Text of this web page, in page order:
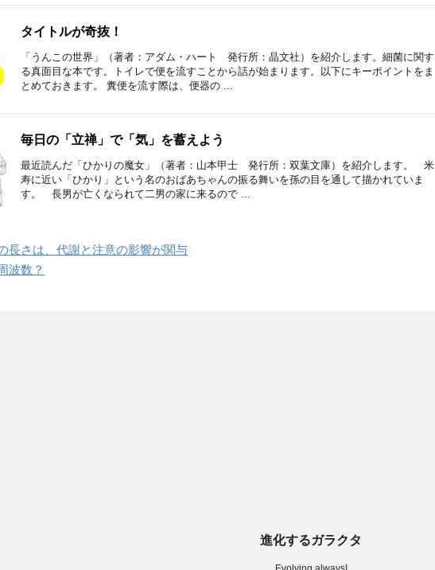
タイトルが奇抜！
「うんこの世界」（著者：アダム・ハート 発行所：晶文社）を紹介します。細菌に関す
る真面目な本です。トイレで便を流すことから話が始まります。以下にキーポイントをま
とめておきます。 糞便を流す際は、便器の ...
毎日の「立禅」で「気」を蓄えよう
最近読んだ「ひかりの魔女」（著者：山本甲士 発行所：双葉文庫）を紹介します。 米
寿に近い「ひかり」という名のおばあちゃんの振る舞いを孫の目を通して描かれていま
す。 長男が亡くなられて二男の家に来るので ...
長さは、代謝と注意の影響が関与
波数？
進化するガラクタ